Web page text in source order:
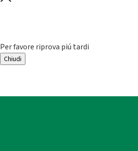
Per favore riprova piú tardi
Chiudi